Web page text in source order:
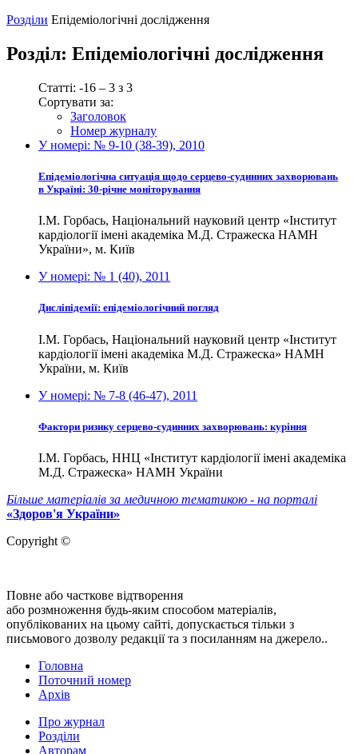
Розділи Епідеміологічні дослідження
Розділ: Епідеміологічні дослідження
Статті: -16 – 3 з 3
Сортувати за:
Заголовок
Номер журналу
У номері: № 9-10 (38-39), 2010
Епідеміологічна ситуація щодо серцево-судинних захворювань
в Україні: 30-річне моніторування
І.М. Горбась, Національний науковий центр «Інститут
кардіології імені академіка М.Д. Стражеска НАМН
України», м. Київ
У номері: № 1 (40), 2011
Дисліпідемії: епідеміологічний погляд
І.М. Горбась, Національний науковий центр «Інститут
кардіології імені академіка М.Д. Стражеска» НАМН
України, м. Київ
У номері: № 7-8 (46-47), 2011
Фактори ризику серцево-судинних захворювань: куріння
І.М. Горбась, ННЦ «Інститут кардіології імені академіка
М.Д. Стражеска» НАМН України
Більше матеріалів за медичною тематикою - на порталі
«Здоров'я України»
Copyright ©
Повне або часткове відтворення
або розмноження будь-яким способом матеріалів,
опублікованих на цьому сайті, допускається тільки з
письмового дозволу редакції та з посиланням на джерело..
Головна
Поточний номер
Архів
Про журнал
Розділи
Авторам